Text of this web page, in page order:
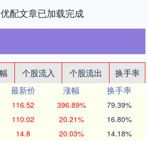
配文章已加载完成
个股流入 个股流出
换手率
最新价 涨幅
换手率
116.52 396.89% 79.39%
110.02 20.21% 16.80%
14.8 20.03% 14.18%